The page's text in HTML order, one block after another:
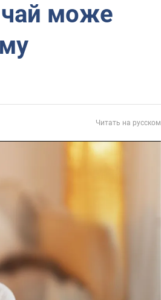
може
Читать на русском